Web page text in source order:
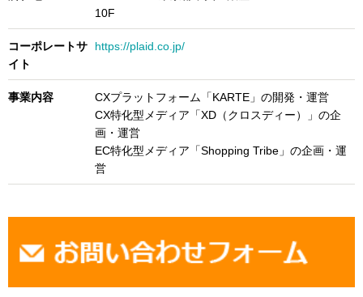
10F
コーポレートサ
イト
https://plaid.co.jp/
事業内容
CXプラットフォーム「KARTE」の開発・運営
CX特化型メディア「XD（クロスディー）」の企
画・運営
EC特化型メディア「Shopping Tribe」の企画・運
営